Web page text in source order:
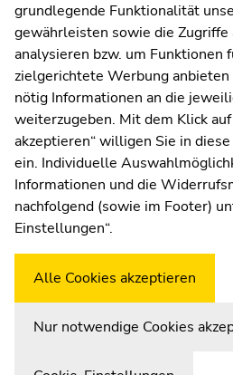
Moodle
UNIGRAZonline
Impressum
Datenschutzerklärung
Cookie-Einstellungen
Barrierefreiheitserklärung
WetterstationUni Graz
grundlegende Funktionalität
gewährleisten sowie die
analysieren bzw. um Funktionen
zielgerichtete Werbung anbieten
nötig Informationen an die
weiterzugeben. Mit dem Klick
akzeptieren“ willigen Sie in
ein. Individuelle
Informationen und die
nachfolgend (sowie im Footer)
Einstellungen“.
Alle Cookies akzeptieren
Nur notwendige Cookies